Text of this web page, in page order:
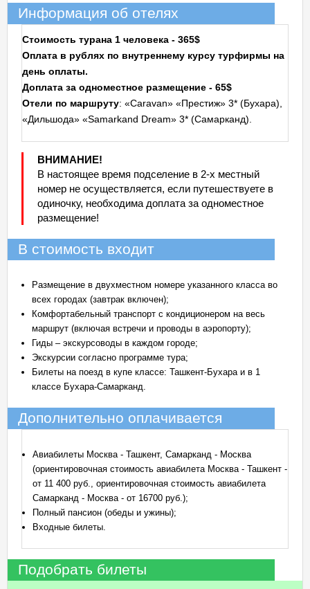
Информация об отелях
Стоимость турана 1 человека - 365$
Оплата в рублях по внутреннему курсу турфирмы на
день оплаты.
Доплата за одноместное размещение - 65$
Отели по маршруту: «Caravan» «Престиж» 3* (Бухара),
«Дильшода» «Samarkand Dream» 3* (Самарканд).
ВНИМАНИЕ!
В настоящее время подселение в 2-х местный
номер не осуществляется, если путешествуете в
одиночку, необходима доплата за одноместное
размещение!
В стоимость входит
Размещение в двухместном номере указанного класса во
всех городах (завтрак включен);
Комфортабельный транспорт с кондиционером на весь
маршрут (включая встречи и проводы в аэропорту);
Гиды – экскурсоводы в каждом городе;
Экскурсии согласно программе тура;
Билеты на поезд в купе классе: Ташкент-Бухара и в 1
классе Бухара-Самарканд.
Дополнительно оплачивается
Авиабилеты Москва - Ташкент, Самарканд - Москва
(ориентировочная стоимость авиабилета Москва - Ташкент -
от 11 400 руб., ориентировочная стоимость авиабилета
Самарканд - Москва - от 16700 руб.);
Полный пансион (обеды и ужины);
Входные билеты.
Подобрать билеты